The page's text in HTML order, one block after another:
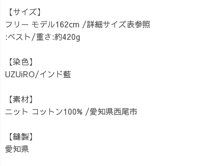
【サイズ】
フリー モデル162cm /詳細サイズ表参照
:ベスト/重さ:約420g
【染色】
UZUiRO/インド藍
【素材】
ニット コットン100% /愛知県西尾市
【縫製】
愛知県